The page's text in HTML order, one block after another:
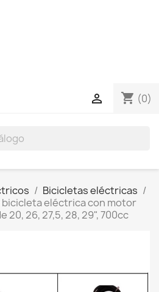
shopping_cart (0)

Bicicletas eléctricas
bicicleta eléctrica con motor
20, 26, 27,5, 28, 29", 700cc